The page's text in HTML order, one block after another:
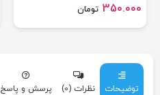
تومان350.000
توضیحات نظرات (0) پرسش و پاسخ